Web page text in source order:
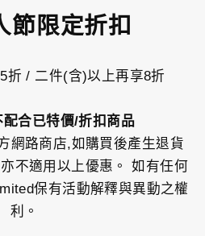
節限定折扣
折 / 二件(含)以上再享8折
合已特價/折扣商品
網路商店,如購買後產生退貨
不適用以上優惠。 如有任何
保有活動解釋與異動之權
利。